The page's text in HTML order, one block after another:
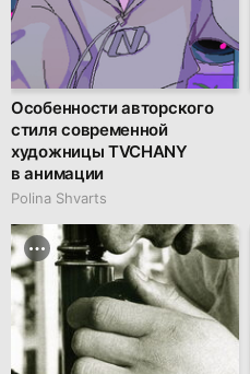
Особенности авторского
стиля современной
художницы TVCHANY
в анимации
Polina Shvarts